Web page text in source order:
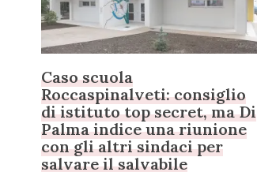
Caso scuola
Roccaspinalveti: consiglio
di istituto top secret, ma Di
Palma indice una riunione
con gli altri sindaci per
salvare il salvabile